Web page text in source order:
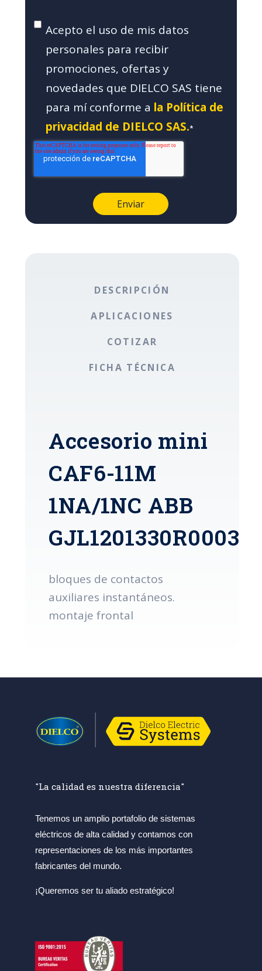
Acepto el uso de mis datos
personales para recibir
promociones, ofertas y
novedades que DIELCO SAS tiene
para mí conforme a la Política de
privacidad de DIELCO SAS.*
DESCRIPCIÓN
APLICACIONES
COTIZAR
FICHA TÉCNICA
Accesorio mini
CAF6-11M
1NA/1NC ABB
GJL1201330R0003
bloques de contactos
auxiliares instantáneos.
montaje frontal
"La calidad es nuestra diferencia"
Tenemos un amplio portafolio de sistemas
eléctricos de alta calidad y contamos con
representaciones de los más importantes
fabricantes del mundo.
¡Queremos ser tu aliado estratégico!